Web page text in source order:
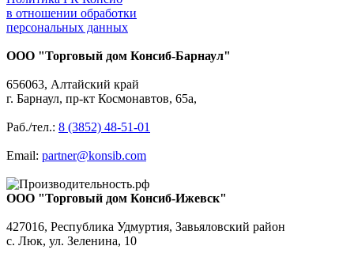
в отношении обработки
персональных данных
ООО "Торговый дом Консиб-Барнаул"
656063, Алтайский край
г. Барнаул, пр-кт Космонавтов, 65а,
Раб./тел.: 8 (3852) 48-51-01
Email: partner@konsib.com
ООО "Торговый дом Консиб-Ижевск"
427016, Республика Удмуртия, Завьяловский район
с. Люк, ул. Зеленина, 10